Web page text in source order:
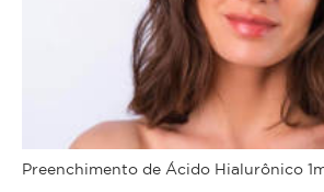
Preenchimento de Ácido Hialurônico